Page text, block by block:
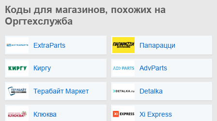
Коды для магазинов, похожих на
Оргтехслужба
ExtraParts Папарацци
Киргу AdvParts
Терабайт Маркет Detalka
Клюква Xi Express